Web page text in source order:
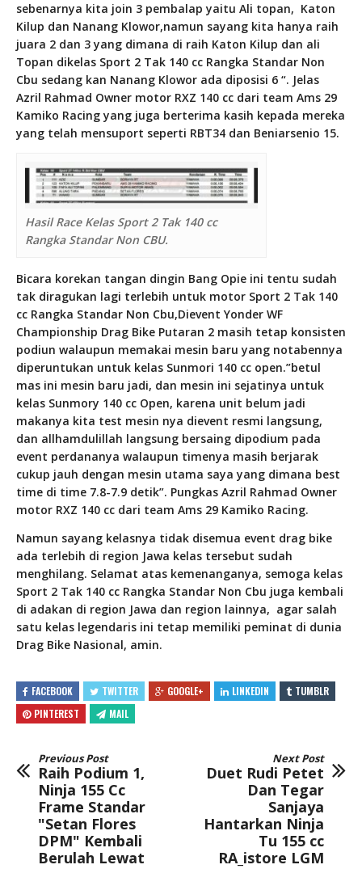
sebenarnya kita join 3 pembalap yaitu Ali topan, Katon
Kilup dan Nanang Klowor,namun sayang kita hanya raih
juara 2 dan 3 yang dimana di raih Katon Kilup dan ali
Topan dikelas Sport 2 Tak 140 cc Rangka Standar Non
Cbu sedang kan Nanang Klowor ada diposisi 6 “. Jelas
Azril Rahmad Owner motor RXZ 140 cc dari team Ams 29
Kamiko Racing yang juga berterima kasih kepada mereka
yang telah mensuport seperti RBT34 dan Beniarsenio 15.
Hasil Race Kelas Sport 2 Tak 140 cc
Rangka Standar Non CBU.
Bicara korekan tangan dingin Bang Opie ini tentu sudah
tak diragukan lagi terlebih untuk motor Sport 2 Tak 140
cc Rangka Standar Non Cbu,Dievent Yonder WF
Championship Drag Bike Putaran 2 masih tetap konsisten
podiun walaupun memakai mesin baru yang notabennya
diperuntukan untuk kelas Sunmori 140 cc open.”betul
mas ini mesin baru jadi, dan mesin ini sejatinya untuk
kelas Sunmory 140 cc Open, karena unit belum jadi
makanya kita test mesin nya dievent resmi langsung,
dan allhamdulillah langsung bersaing dipodium pada
event perdananya walaupun timenya masih berjarak
cukup jauh dengan mesin utama saya yang dimana best
time di time 7.8-7.9 detik”. Pungkas Azril Rahmad Owner
motor RXZ 140 cc dari team Ams 29 Kamiko Racing.
Namun sayang kelasnya tidak disemua event drag bike
ada terlebih di region Jawa kelas tersebut sudah
menghilang. Selamat atas kemenanganya, semoga kelas
Sport 2 Tak 140 cc Rangka Standar Non Cbu juga kembali
di adakan di region Jawa dan region lainnya, agar salah
satu kelas legendaris ini tetap memiliki peminat di dunia
Drag Bike Nasional, amin.
FACEBOOK TWITTER GOOGLE+ LINKEDIN
TUMBLR
PINTEREST
MAIL
Previous Post
Raih Podium 1,
Ninja 155 Cc
Frame Standar
"Setan Flores
DPM" Kembali
Berulah Lewat
Next Post
Duet Rudi Petet
Dan Tegar
Sanjaya
Hantarkan Ninja
Tu 155 cc
RA_istore LGM